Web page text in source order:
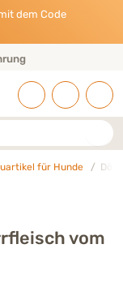
dem Code
für Hunde
vom